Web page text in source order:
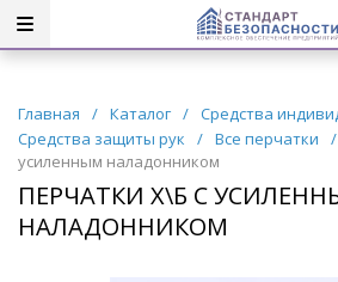
Главная / Каталог / Средства
Средства защиты рук
/ Все перчатки /
усиленным наладонником
ПЕРЧАТКИ Х\Б С
НАЛАДОННИКОМ